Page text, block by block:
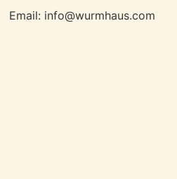
Email: info@wurmhaus.com